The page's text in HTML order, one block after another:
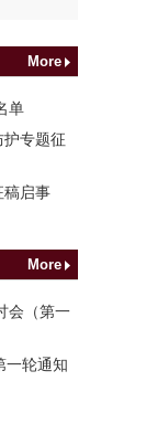
More
单
专题征
稿启事
More
会（第一
一轮通知